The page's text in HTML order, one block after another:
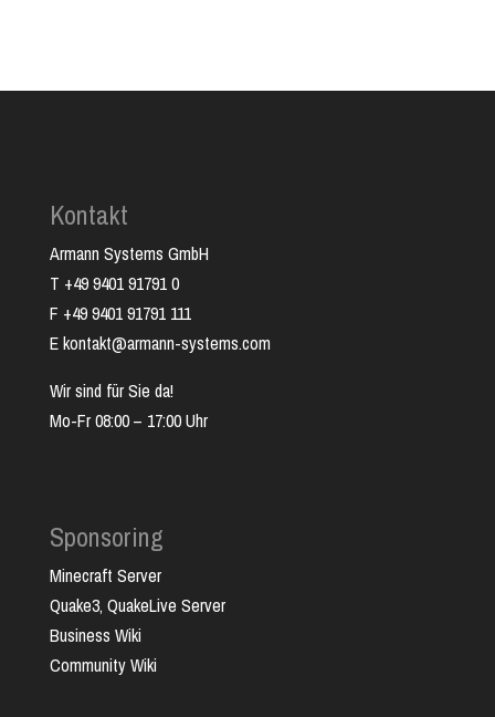
Kontakt
Armann Systems GmbH
T +49 9401 91791 0
F +49 9401 91791 111
E kontakt@armann-systems.com
Wir sind für Sie da!
Mo-Fr 08:00 – 17:00 Uhr
Sponsoring
Minecraft Server
Quake3, QuakeLive Server
Business Wiki
Community Wiki